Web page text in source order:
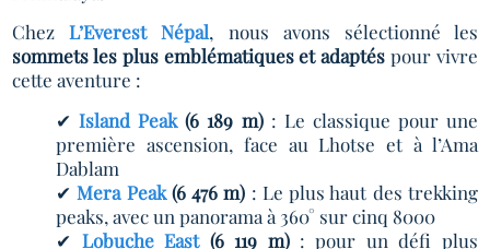
ChezL’Everest Népal, nous avons sélectionné les
sommets les plus emblématiques et adaptés pour vivre
cette aventure :
✔Island Peak(6 189 m): Le classique pour une
première ascension, face au Lhotse et à l’Ama
Dablam
✔Mera Peak(6 476 m) : Le plus haut des trekking
peaks, avec un panorama à 360° sur cinq 8000
✔ Lobuche East(6 119 m): pour un défi plus